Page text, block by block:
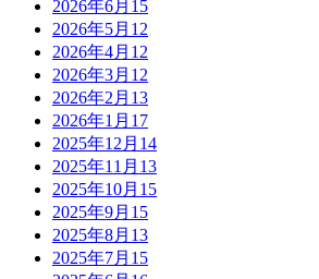
2026年6月 15
2026年5月 12
2026年4月 12
2026年3月 12
2026年2月 13
2026年1月 17
2025年12月 14
2025年11月 13
2025年10月 15
2025年9月 15
2025年8月 13
2025年7月 15